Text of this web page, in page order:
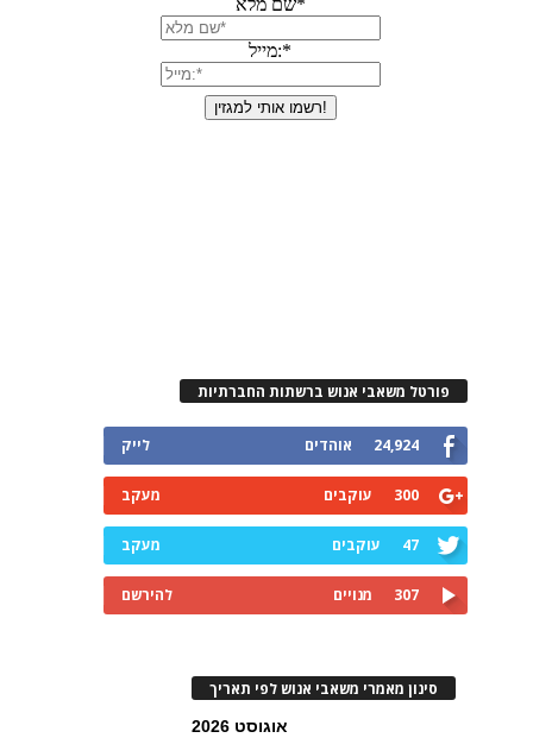
פורטל משאבי אנוש ברשתות החברתיות
24,924 אוהדים לייק
300 עוקבים מעקב
47 עוקבים מעקב
307 מנויים להירשם
סינון מאמרי משאבי אנוש לפי תאריך
אוגוסט 2026